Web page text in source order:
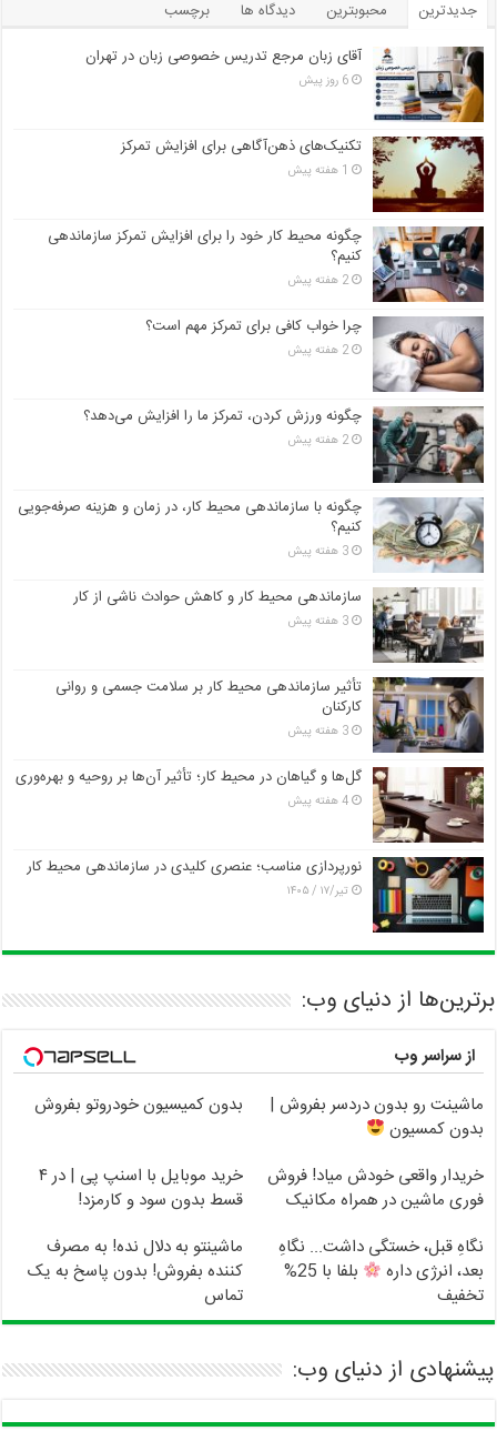
جدیدترین محبوبترین دیدگاه ها
برچسب
آقای زبان مرجع تدریس خصوصی زبان در تهران
6 روز پیش
تکنیک‌های ذهن‌آگاهی برای افزایش تمرکز
1 هفته پیش
چگونه محیط کار خود را برای افزایش تمرکز سازماندهی
کنیم؟
2 هفته پیش
چرا خواب کافی برای تمرکز مهم است؟
2 هفته پیش
چگونه ورزش کردن، تمرکز ما را افزایش می‌دهد؟
2 هفته پیش
چگونه با سازماندهی محیط کار، در زمان و هزینه صرفه‌جویی
کنیم؟
3 هفته پیش
سازماندهی محیط کار و کاهش حوادث ناشی از کار
3 هفته پیش
تأثیر سازماندهی محیط کار بر سلامت جسمی و روانی
کارکنان
3 هفته پیش
گل‌ها و گیاهان در محیط کار؛ تأثیر آن‌ها بر روحیه و بهره‌وری
4 هفته پیش
نورپردازی مناسب؛ عنصری کلیدی در سازماندهی محیط کار
تیر/۱۷ / ۱۴۰۵
برترین‌ها از دنیای وب:
از سراسر وب
ماشینت رو بدون دردسر بفروش |
بدون کمسیون
بدون کمیسیون خودروتو بفروش
خریدار واقعی خودش میاد! فروش
فوری ماشین در همراه مکانیک
خرید موبایل با اسنپ پی | در ۴
قسط بدون سود و کارمزد!
نگاهِ قبل، خستگی داشت... نگاهِ
بعد، انرژی داره
بلفا با 25%
تخفیف
ماشینتو به دلال نده! به مصرف
کننده بفروش! بدون پاسخ به یک
تماس
پیشنهادی از دنیای وب: